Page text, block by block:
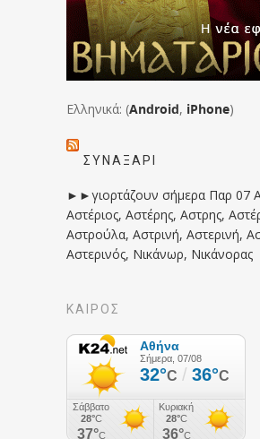
Ελληνικά: (Android, iPhone)
ΣΥΝΑΞΆΡΙ
►►γιορτάζουν σήμερα Παρ 07
Αστέριος, Αστέρης, Αστρης,
Αστρούλα, Αστρινή, Αστερινή,
Αστερινός, Νικάνωρ, Νικάνορας
ΚΑΙΡΟΣ